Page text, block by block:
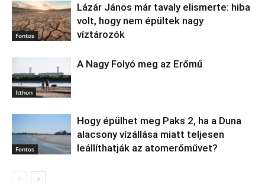
Fontos
Lázár János már tavaly elismerte: hiba
volt, hogy nem épültek nagy
víztározók
Itthon
A Nagy Folyó meg az Erőmű
Fontos
Hogy épülhet meg Paks 2, ha a Duna
alacsony vízállása miatt teljesen
leállíthatják az atomerőművet?